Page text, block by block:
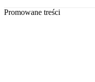
Promowane treści